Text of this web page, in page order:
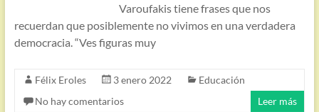
Varoufakis tiene frases que nos
recuerdan que posiblemente no vivimos en una verdadera
democracia. “Ves figuras muy
Félix Eroles 3 enero 2022
Educación
No hay comentarios
Leer más